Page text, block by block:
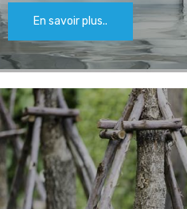
En savoir plus..